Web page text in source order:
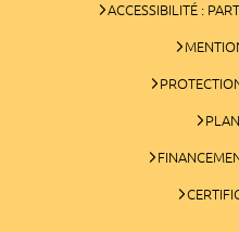
ACCESSIBILITÉ :